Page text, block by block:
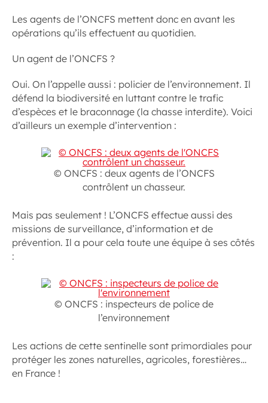
Les agents de l’ONCFS mettent donc en avant les
opérations qu’ils effectuent au quotidien.
Un agent de l’ONCFS ?
Oui. On l’appelle aussi : policier de l’environnement. Il
défend la biodiversité en luttant contre le trafic
d’espèces et le braconnage (la chasse interdite). Voici
d’ailleurs un exemple d’intervention :
© ONCFS : deux agents de l’ONCFS
contrôlent un chasseur.
Mais pas seulement ! L’ONCFS effectue aussi des
missions de surveillance, d’information et de
prévention. Il a pour cela toute une équipe à ses côtés
:
© ONCFS : inspecteurs de police de
l’environnement
Les actions de cette sentinelle sont primordiales pour
protéger les zones naturelles, agricoles, forestières…
en France !